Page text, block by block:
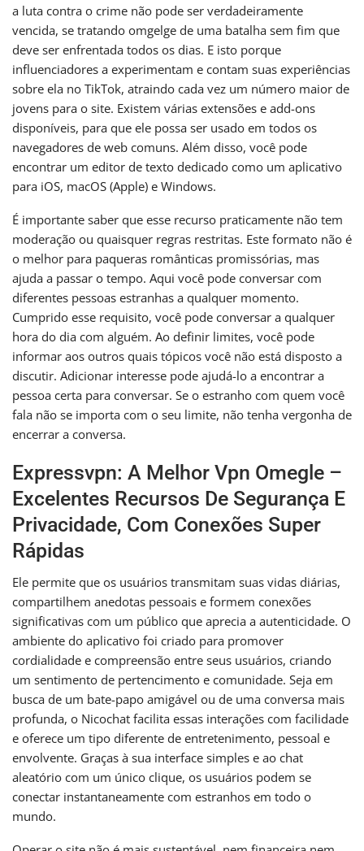
a luta contra o crime não pode ser verdadeiramente
vencida, se tratando omgelge de uma batalha sem fim que
deve ser enfrentada todos os dias. E isto porque
influenciadores a experimentam e contam suas experiências
sobre ela no TikTok, atraindo cada vez um número maior de
jovens para o site. Existem várias extensões e add-ons
disponíveis, para que ele possa ser usado em todos os
navegadores de web comuns. Além disso, você pode
encontrar um editor de texto dedicado como um aplicativo
para iOS, macOS (Apple) e Windows.
É importante saber que esse recurso praticamente não tem
moderação ou quaisquer regras restritas. Este formato não é
o melhor para paqueras românticas promissórias, mas
ajuda a passar o tempo. Aqui você pode conversar com
diferentes pessoas estranhas a qualquer momento.
Cumprido esse requisito, você pode conversar a qualquer
hora do dia com alguém. Ao definir limites, você pode
informar aos outros quais tópicos você não está disposto a
discutir. Adicionar interesse pode ajudá-lo a encontrar a
pessoa certa para conversar. Se o estranho com quem você
fala não se importa com o seu limite, não tenha vergonha de
encerrar a conversa.
Expressvpn: A Melhor Vpn Omegle –
Excelentes Recursos De Segurança E
Privacidade, Com Conexões Super
Rápidas
Ele permite que os usuários transmitam suas vidas diárias,
compartilhem anedotas pessoais e formem conexões
significativas com um público que aprecia a autenticidade. O
ambiente do aplicativo foi criado para promover
cordialidade e compreensão entre seus usuários, criando
um sentimento de pertencimento e comunidade. Seja em
busca de um bate-papo amigável ou de uma conversa mais
profunda, o Nicochat facilita essas interações com facilidade
e oferece um tipo diferente de entretenimento, pessoal e
envolvente. Graças à sua interface simples e ao chat
aleatório com um único clique, os usuários podem se
conectar instantaneamente com estranhos em todo o
mundo.